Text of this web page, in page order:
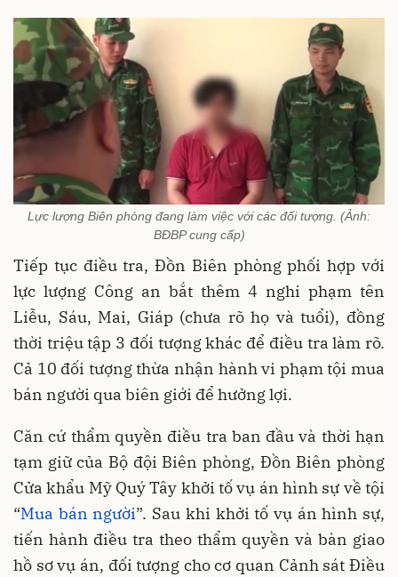
Lực lượng Biên phòng đang làm việc với các đối tượng. (Ảnh:
BĐBP cung cấp)
Tiếp tục điều tra, Đồn Biên phòng phối hợp với
lực lượng Công an bắt thêm 4 nghi phạm tên
Liễu, Sáu, Mai, Giáp (chưa rõ họ và tuổi), đồng
thời triệu tập 3 đối tượng khác để điều tra làm rõ.
Cả 10 đối tượng thừa nhận hành vi phạm tội mua
bán người qua biên giới để hưởng lợi.
Căn cứ thẩm quyền điều tra ban đầu và thời hạn
tạm giữ của Bộ đội Biên phòng, Đồn Biên phòng
Cửa khẩu Mỹ Quý Tây khởi tố vụ án hình sự về tội
“Mua bán người”. Sau khi khởi tố vụ án hình sự,
tiến hành điều tra theo thẩm quyền và bàn giao
hồ sơ vụ án, đối tượng cho cơ quan Cảnh sát Điều